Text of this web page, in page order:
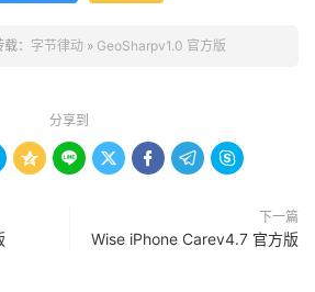
： 字节律动 » GeoSharpv1.0 官方版
分享到
     
下一篇
Wise iPhone Carev4.7 官方版